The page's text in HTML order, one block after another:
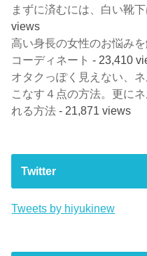
まずに済むには、白い靴下
views
高い身長の女性のお悩み
コーディネート - 23,410
オタクっぽく見えない、
こなす４点の方法。更に
れる方法 - 21,871 views
Twitter
Tweets by hiyukinew